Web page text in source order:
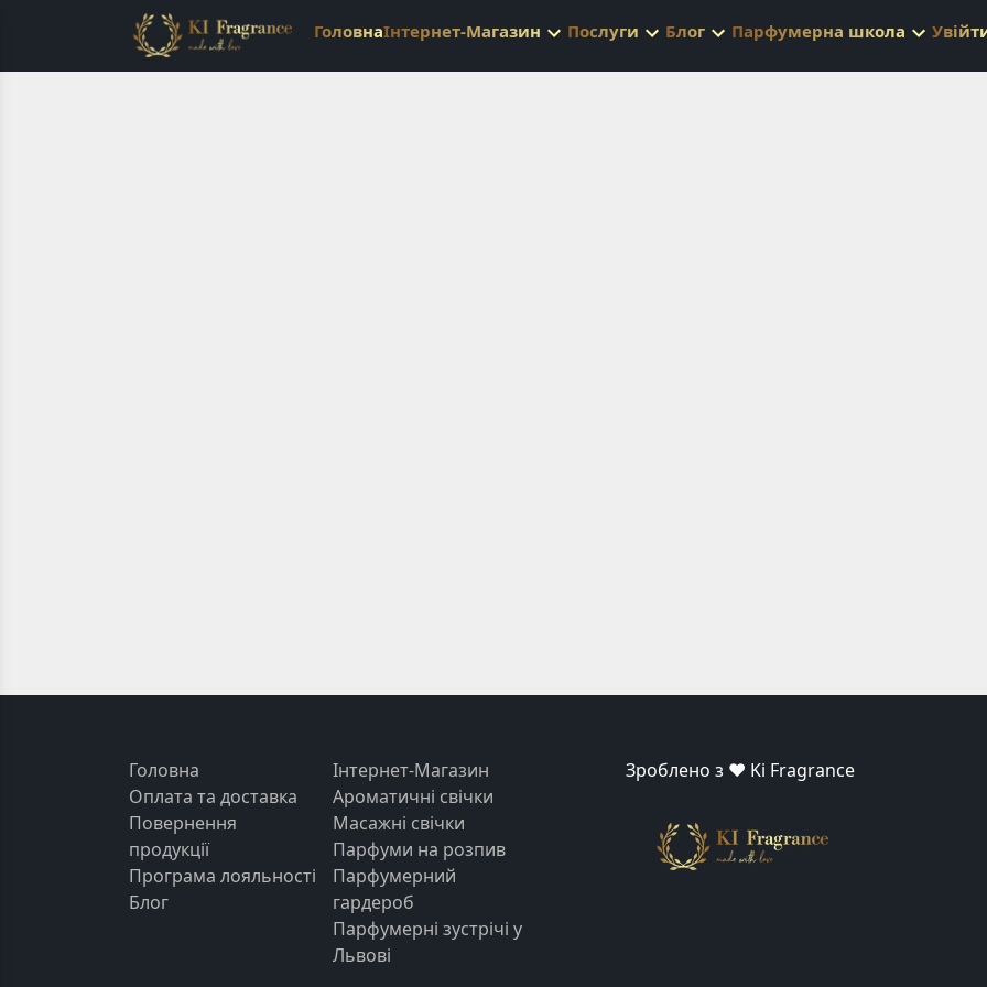
ГоловнаІнтернет-Магазин Послуги Блог Парфумерна школа
Головна
Оплата та доставка
Повернення
продукції
Програма лояльності
Блог
Інтернет-Магазин
Ароматичні свічки
Масажні свічки
Парфуми на розпив
Парфумерний
гардероб
Парфумерні зустрічі у
Львові
Зроблено з ❤️ Ki Fragrance